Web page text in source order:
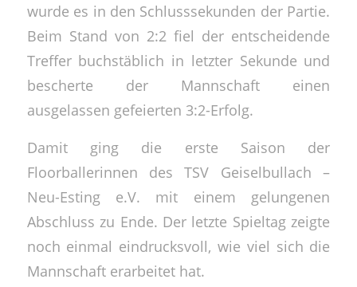
wurde es in den Schlusssekunden der Partie.
Beim Stand von 2:2 fiel der entscheidende
Treffer buchstäblich in letzter Sekunde und
bescherte der Mannschaft einen
ausgelassen gefeierten 3:2-Erfolg.
Damit ging die erste Saison der
Floorballerinnen des TSV Geiselbullach –
Neu-Esting e.V. mit einem gelungenen
Abschluss zu Ende. Der letzte Spieltag zeigte
noch einmal eindrucksvoll, wie viel sich die
Mannschaft erarbeitet hat.